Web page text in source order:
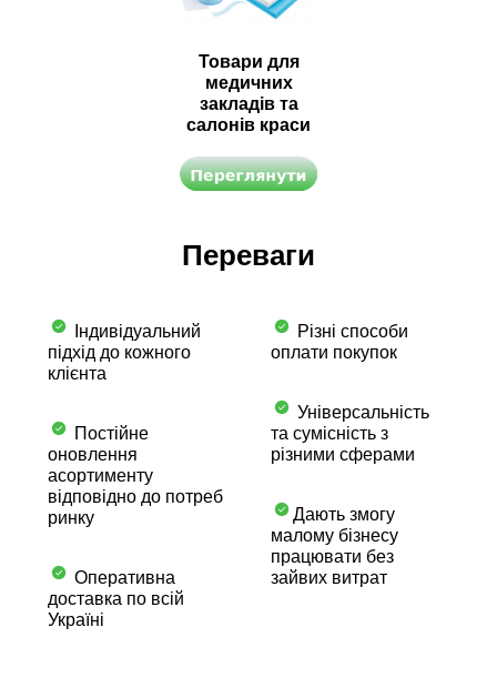
Товари для
медичних
закладів та
салонів краси
Переваги
Індивідуальний
підхід до кожного
клієнта
Постійне
оновлення
асортименту
відповідно до потреб
ринку
Оперативна
доставка по всій
Україні
Різні способи
оплати покупок
Універсальність
та сумісність з
різними сферами
Дають змогу
малому бізнесу
працювати без
зайвих витрат